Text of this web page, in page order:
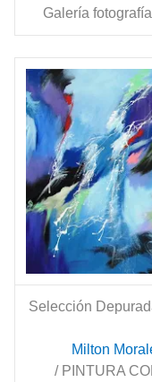
Galería
Selección
Milton
/ PINTURA